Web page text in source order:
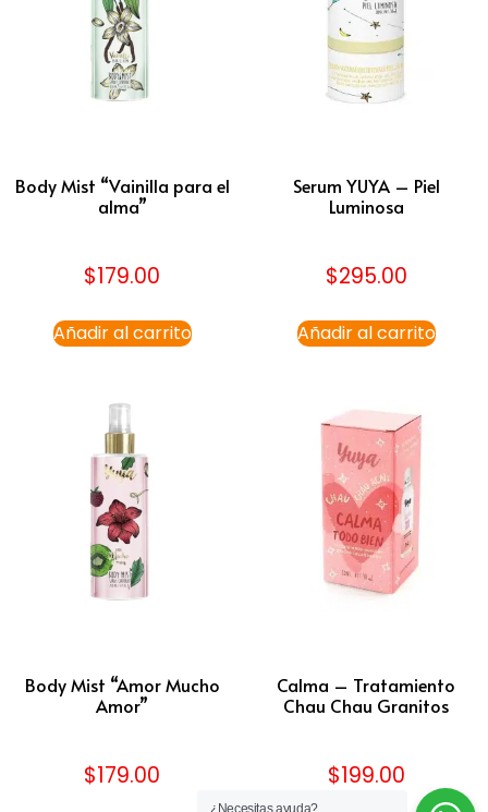
Body Mist “Vainilla para el
alma”
$179.00
Añadir al carrito
Serum YUYA – Piel
Luminosa
$295.00
Añadir al carrito
Body Mist “Amor Mucho
Amor”
$179.00
Calma – Tratamiento
Chau Chau Granitos
$199.00
¿Necesitas ayuda?